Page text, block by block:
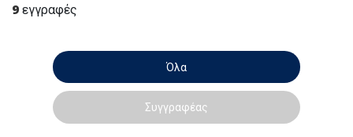
9 εγγραφές
Όλα
Συγγραφέας